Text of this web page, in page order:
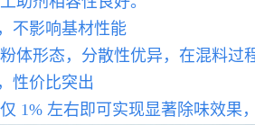
不影响基材性能
体形态，分散性优异，在混料过
性价比突出
1% 左右即可实现显著除味效果